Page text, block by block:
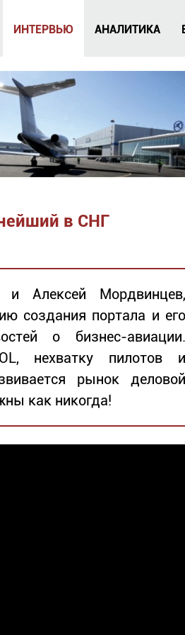
ИНТЕРВЬЮ АНАЛИТИКА
в СНГ
и Алексей Мордвинцев,
создания портала и его
о бизнес-авиации.
нехватку пилотов и
рынок деловой
как никогда!